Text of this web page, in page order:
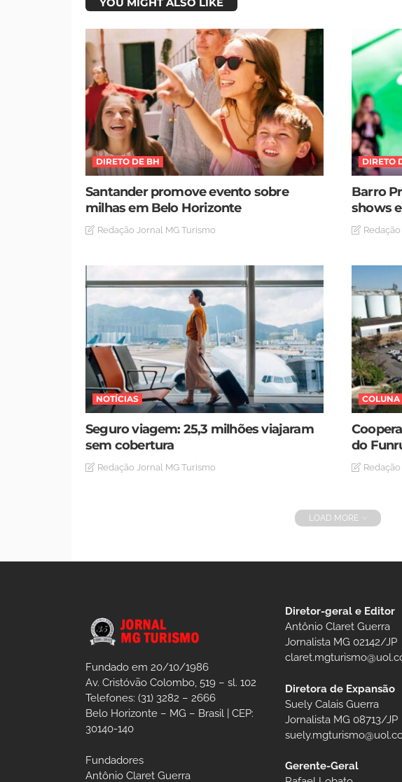
DIRETO DE BH
Santander promove evento sobre
milhas em Belo Horizonte
Redação Jornal MG Turismo
DIRETO
Barro
shows
NOTÍCIAS
Seguro viagem: 25,3 milhões viajaram
sem cobertura
Redação Jornal MG Turismo
COLUNA
do
LOAD MORE
Fundado em 20/10/1986
Av. Cristóvão Colombo, 519 – sl. 102
Telefones: (31) 3282 – 2666
Belo Horizonte – MG – Brasil | CEP:
30140-140
Fundadores
Antônio Claret Guerra
Diretor-geral e Editor
Antônio Claret Guerra
Jornalista MG 02142/JP
Diretora de Expansão
Suely Calais Guerra
Jornalista MG 08713/JP
Gerente-Geral